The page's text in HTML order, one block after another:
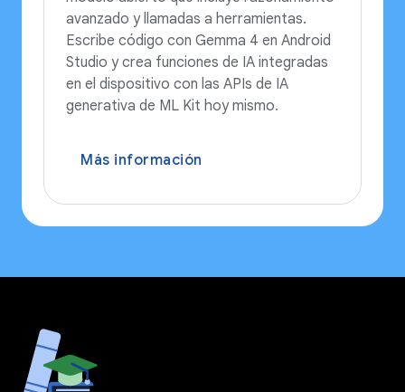
avanzado y llamadas a herramientas.
Escribe código con Gemma 4 en Android
Studio y crea funciones de IA integradas
en el dispositivo con las APIs de IA
generativa de ML Kit hoy mismo.
Más información